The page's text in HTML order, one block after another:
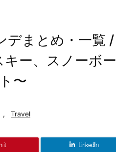
デまとめ・一覧
ー、スノーボ
〜
, Travel
it LinkedIn